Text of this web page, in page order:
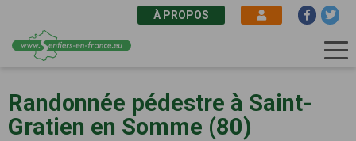
au
contenu
principal
À PROPOS
Randonnée pédestre à Saint-
Gratien en Somme (80)